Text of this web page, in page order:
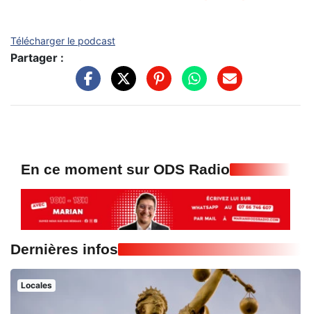
Télécharger le podcast
Partager :
En ce moment sur ODS Radio
Dernières infos
Locales